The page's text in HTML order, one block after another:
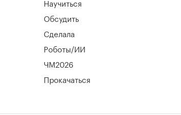
Научиться
Обсудить
Сделала
Роботы/ИИ
ЧМ2026
Прокачаться